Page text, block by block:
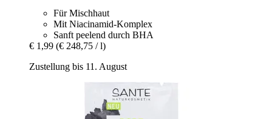
Für Mischhaut
Mit Niacinamid-Komplex
Sanft peelend durch BHA
€ 1,99 (€ 248,75 / l)
Zustellung bis 11. August